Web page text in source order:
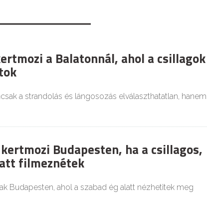
a Balatonnál, ahol a csillagok
a strandolás és lángosozás elválaszthatatlan, hanem
Budapesten, ha a csillagos,
filmeznétek
Budapesten, ahol a szabad ég alatt nézhetitek meg